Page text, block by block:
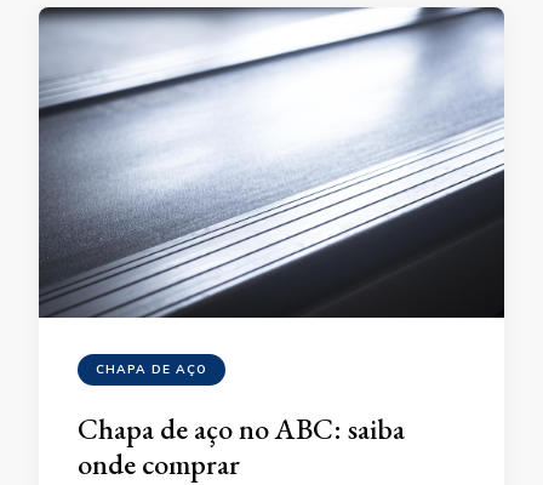
CHAPA DE AÇO
Chapa de aço no ABC: saiba
onde comprar